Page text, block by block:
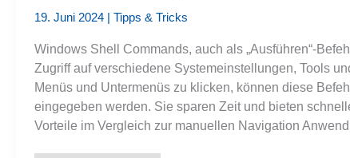
19. Juni 2024 | Tipps & Tricks
Windows Shell Commands, auch als „Ausführen“-
Zugriff auf verschiedene Systemeinstellungen, Tools
Menüs und Untermenüs zu klicken, können diese
eingegeben werden. Sie sparen Zeit und bieten
Vorteile im Vergleich zur manuellen Navigation